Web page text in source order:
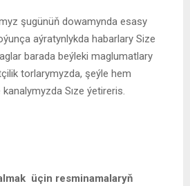
şugünüň dowamynda esasy
aýratynlykda habarlary Size
barada beýleki maglumatlary
torlarymyzda, şeýle hem
Sıze ýetireris.
üçin resminamalaryň